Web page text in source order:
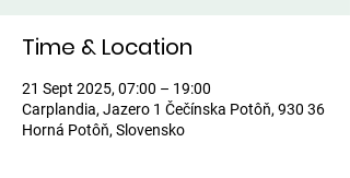
Time & Location
21 Sept 2025, 07:00 – 19:00
Carplandia, Jazero 1 Čečínska Potôň, 930 36
Horná Potôň, Slovensko